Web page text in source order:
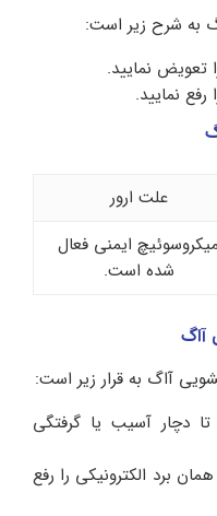
تعویض نمایید.
نمایید.
علت ارور
میکروسوئیچ ایمنی فعال
شده است.
دچار آسیب یا گرفتگی
برد الکترونیکی را رفع